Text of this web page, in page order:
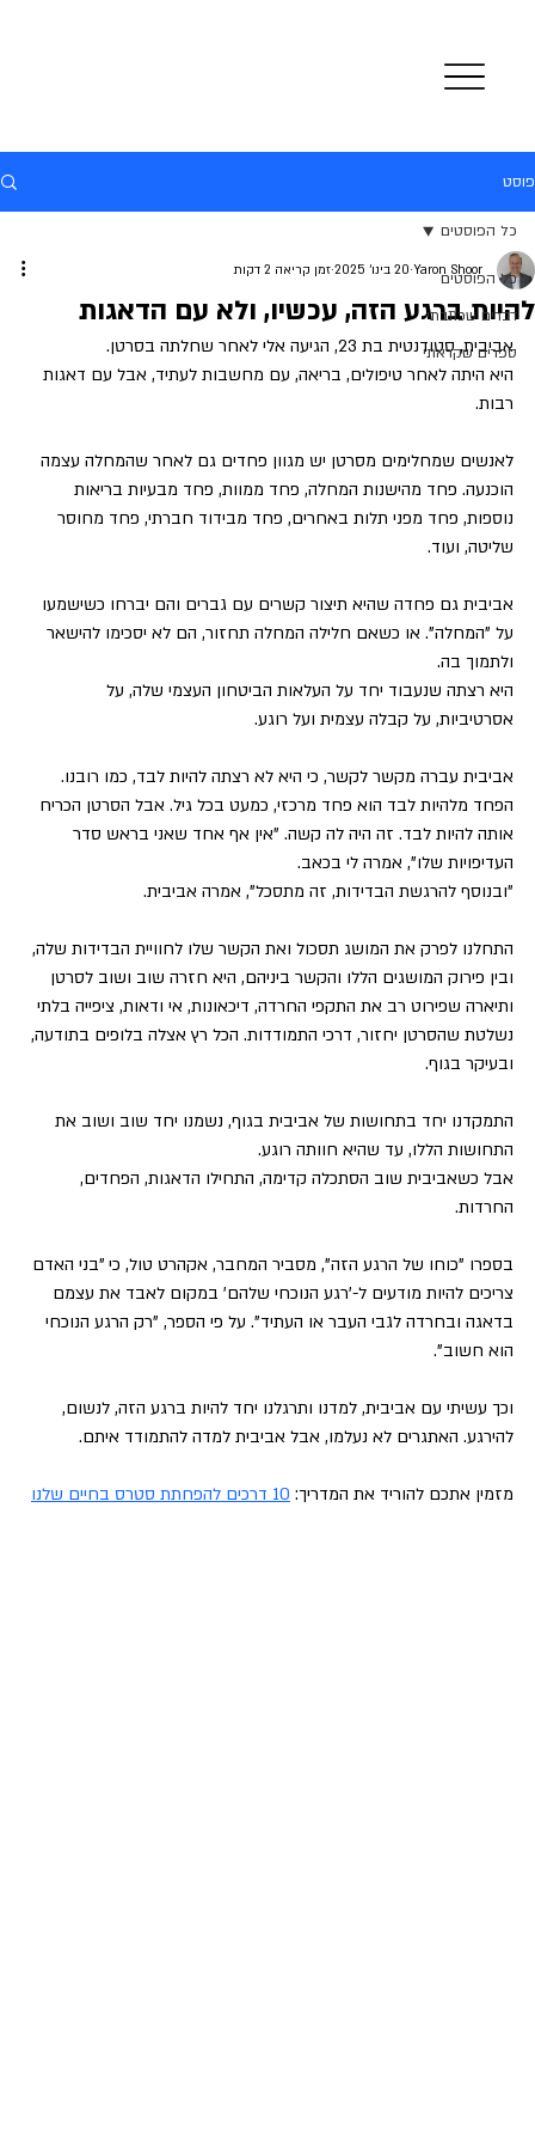
פוסט
כל הפוסטים
דברים שכתבתי
ספרים שקראתי
כל הפוסטים
להיות ברגע הזה, עכשיו, ולא עם הדאגות
Yaron Shoor 20 בינו׳ 2025 זמן קריאה 2 דקות
אביבית, סטודנטית בת 23, הגיעה אלי לאחר שחלתה בסרטן.
היא היתה לאחר טיפולים, בריאה, עם מחשבות לעתיד, אבל עם דאגות
רבות.
לאנשים שמחלימים מסרטן יש מגוון פחדים גם לאחר שהמחלה עצמה
הוכנעה. פחד מהישנות המחלה, פחד ממוות, פחד מבעיות בריאות
נוספות, פחד מפני תלות באחרים, פחד מבידוד חברתי, פחד מחוסר
שליטה, ועוד.
אביבית גם פחדה שהיא תיצור קשרים עם גברים והם יברחו כשישמעו
על "המחלה". או כשאם חלילה המחלה תחזור, הם לא יסכימו להישאר
ולתמוך בה.
היא רצתה שנעבוד יחד על העלאות הביטחון העצמי שלה, על
אסרטיביות, על קבלה עצמית ועל רוגע.
אביבית עברה מקשר לקשר, כי היא לא רצתה להיות לבד, כמו רובנו.
הפחד מלהיות לבד הוא פחד מרכזי, כמעט בכל גיל. אבל הסרטן הכריח
אותה להיות לבד. זה היה לה קשה. "אין אף אחד שאני בראש סדר
העדיפויות שלו", אמרה לי בכאב.
"ובנוסף להרגשת הבדידות, זה מתסכל", אמרה אביבית.
התחלנו לפרק את המושג תסכול ואת הקשר שלו לחוויית הבדידות שלה,
ובין פירוק המושגים הללו והקשר ביניהם, היא חזרה שוב ושוב לסרטן
ותיארה שפירוט רב את התקפי החרדה, דיכאונות, אי ודאות, ציפייה בלתי
נשלטת שהסרטן יחזור, דרכי התמודדות. הכל רץ אצלה בלופים בתודעה,
ובעיקר בגוף.
התמקדנו יחד בתחושות של אביבית בגוף, נשמנו יחד שוב ושוב את
התחושות הללו, עד שהיא חוותה רוגע.
אבל כשאביבית שוב הסתכלה קדימה, התחילו הדאגות, הפחדים,
החרדות.
בספרו "כוחו של הרגע הזה", מסביר המחבר, אקהרט טול, כי "בני האדם
צריכים להיות מודעים ל-'רגע הנוכחי שלהם' במקום לאבד את עצמם
בדאגה ובחרדה לגבי העבר או העתיד". על פי הספר, "רק הרגע הנוכחי
הוא חשוב".
וכך עשיתי עם אביבית, למדנו ותרגלנו יחד להיות ברגע הזה, לנשום,
להירגע. האתגרים לא נעלמו, אבל אביבית למדה להתמודד איתם.
מזמין אתכם להוריד את המדריך: 10 דרכים להפחתת סטרס בחיים שלנו